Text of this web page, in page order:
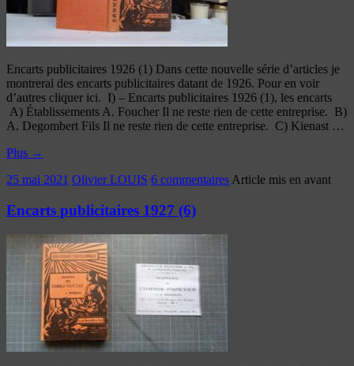
Encarts publicitaires 1926 (1) Dans cette nouvelle série d’articles je
montrerai des encarts publicitaires datant de 1926. Pour en voir
d’autres cliquer ici. I) – Encarts publicitaires 1926 (1), les encarts
A) Établissements A. Foucher Il ne reste rien de cette entreprise. B)
A. Degombert Fils Il ne reste rien de cette entreprise. C) Kienast …
Plus →
25 mai 2021 Olivier LOUIS 6 commentaires Article mis en avant
Encarts publicitaires 1927 (6)